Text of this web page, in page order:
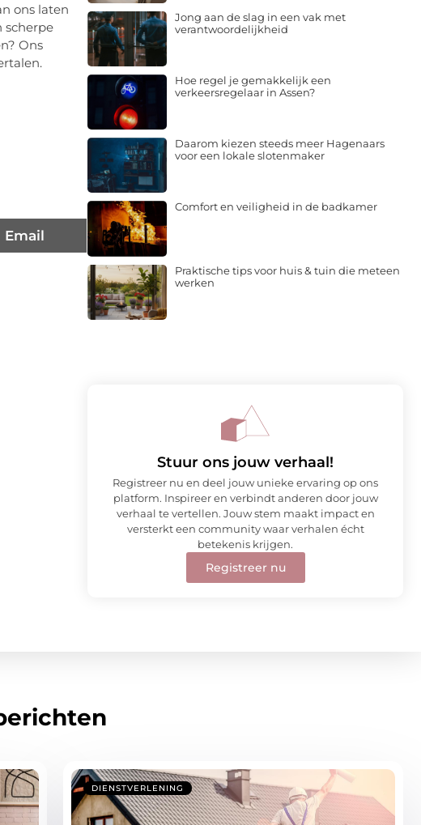
ons laten
scherpe
Ons
Email
Jong aan de slag in een vak met
verantwoordelijkheid
Hoe regel je gemakkelijk een
verkeersregelaar in Assen?
Daarom kiezen steeds meer Hagenaars
voor een lokale slotenmaker
Comfort en veiligheid in de badkamer
Praktische tips voor huis & tuin die meteen
werken
Stuur ons jouw verhaal!
Registreer nu en deel jouw unieke ervaring op ons
platform. Inspireer en verbindt anderen door jouw
verhaal te vertellen. Jouw stem maakt impact en
versterkt een community waar verhalen écht
betekenis krijgen.
Registreer nu
DIENSTVERLENING